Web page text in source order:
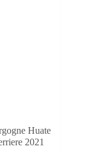
Huate
2021